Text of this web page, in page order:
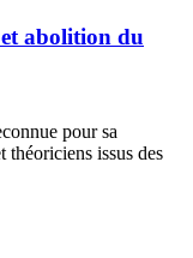
et abolition du
pour sa
théoriciens issus des